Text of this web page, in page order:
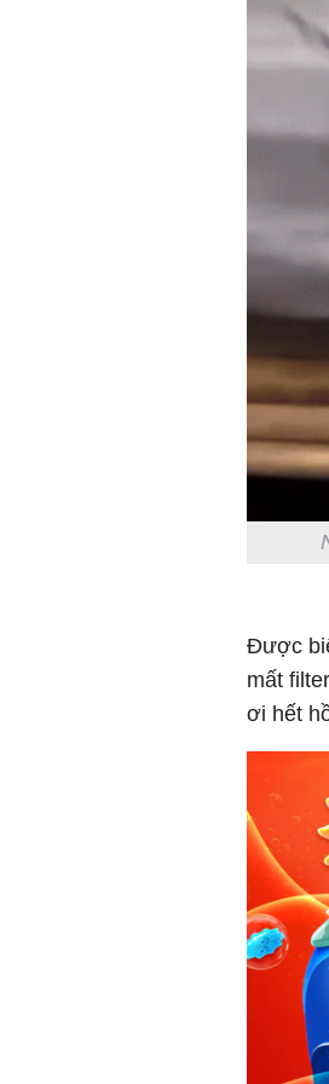
Được
mất filter
ơi hết